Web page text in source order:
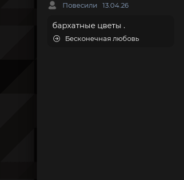
Повесили 13.04.26
бархатные цветы .
Бесконечная любовь